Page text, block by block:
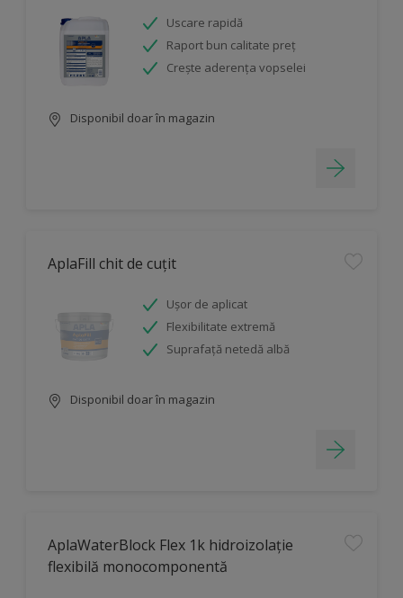
Uscare rapidă
Raport bun calitate preț
Crește aderența vopselei
Disponibil doar în magazin
AplaFill chit de cuțit
Ușor de aplicat
Flexibilitate extremă
Suprafață netedă albă
Disponibil doar în magazin
AplaWaterBlock Flex 1k hidroizolație
flexibilă monocomponentă